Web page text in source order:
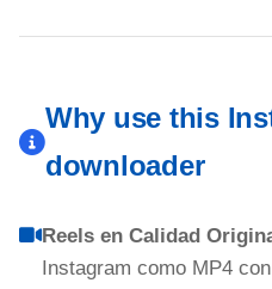
Why use this
downloader
Reels en Calidad
Instagram como MP4